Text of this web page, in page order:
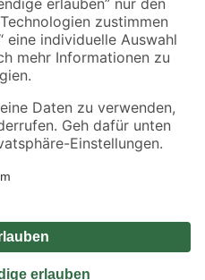
Die dargestellten Angebote sind unter
angegebenen Verfügbarkeiten beziehen
für Artikel mit Speditionsversand, hier
Vertrag widerrufen